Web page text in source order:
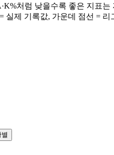
처럼 낮을수록 좋은 지표는
실제 기록값, 가운데 점선 = 리